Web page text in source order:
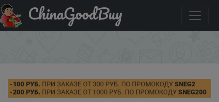
Паридбати з промокодом SNEG2 ЕРМАК Топор
кованый с деревянной ручкой 600гр.
ChinaGoodBuy